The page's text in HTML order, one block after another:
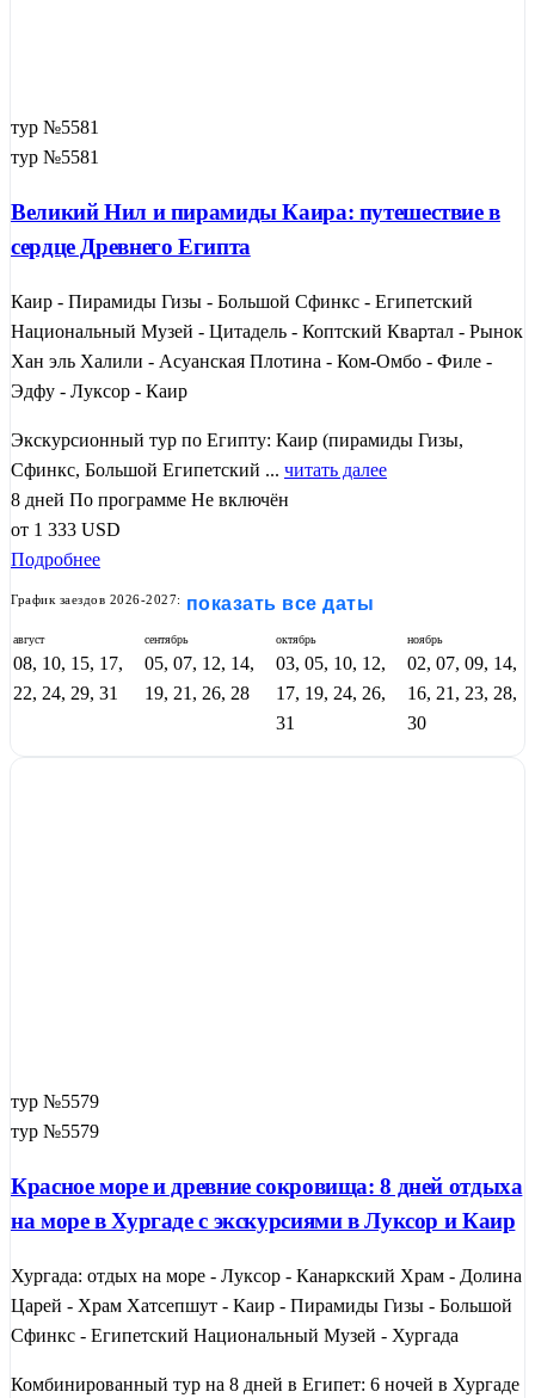
тур №5581
тур №5581
Великий Нил и пирамиды Каира: путешествие в
сердце Древнего Египта
Каир - Пирамиды Гизы - Большой Сфинкс - Египетский
Национальный Музей - Цитадель - Коптский Квартал - Рынок
Хан эль Халили - Асуанская Плотина - Ком-Омбо - Филе -
Эдфу - Луксор - Каир
Экскурсионный тур по Египту: Каир (пирамиды Гизы,
Сфинкс, Большой Египетский ... читать далее
8 дней По программе Не включён
от 1 333 USD
Подробнее
График заездов 2026-2027: показать все даты
август
08, 10, 15, 17,
22, 24, 29, 31
сентябрь
05, 07, 12, 14,
19, 21, 26, 28
октябрь
03, 05, 10, 12,
17, 19, 24, 26,
31
ноябрь
02, 07, 09, 14,
16, 21, 23, 28,
30
тур №5579
тур №5579
Красное море и древние сокровища: 8 дней отдыха
на море в Хургаде с экскурсиями в Луксор и Каир
Хургада: отдых на море - Луксор - Канаркский Храм - Долина
Царей - Храм Хатсепшут - Каир - Пирамиды Гизы - Большой
Сфинкс - Египетский Национальный Музей - Хургада
Комбинированный тур на 8 дней в Египет: 6 ночей в Хургаде